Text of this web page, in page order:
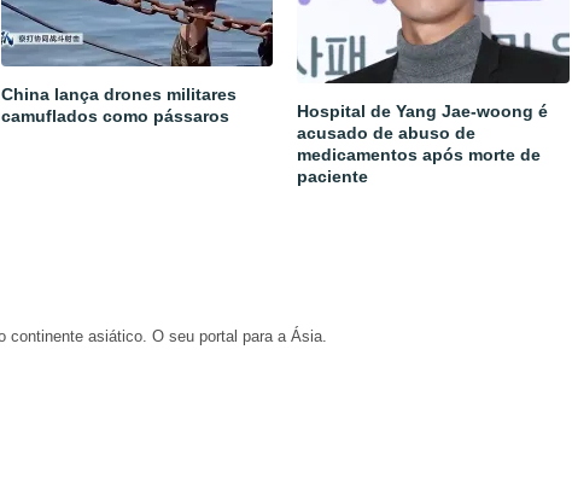
China lança drones militares
camuflados como pássaros
Hospital de Yang Jae-woong é
acusado de abuso de
medicamentos após morte de
paciente
continente asiático. O seu portal para a Ásia.